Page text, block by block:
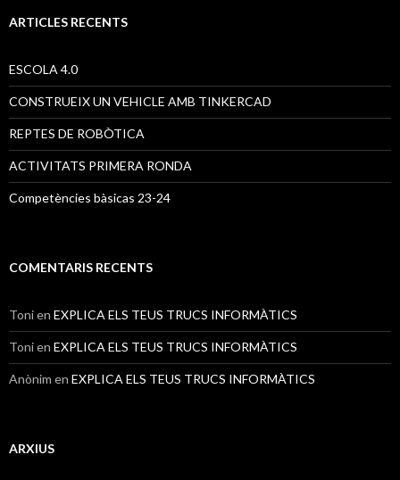
a
ARTICLES RECENTS
ESCOLA 4.0
CONSTRUEIX UN VEHICLE AMB TINKERCAD
REPTES DE ROBÒTICA
ACTIVITATS PRIMERA RONDA
Competències bàsicas 23-24
COMENTARIS RECENTS
Tonien EXPLICA ELS TEUS TRUCS INFORMÀTICS
Tonien EXPLICA ELS TEUS TRUCS INFORMÀTICS
Anònim en EXPLICA ELS TEUS TRUCS INFORMÀTICS
ARXIUS